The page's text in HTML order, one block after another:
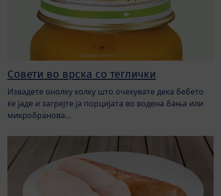
Совети во врска со теглички
Извадете онолку колку што очекувате дека бебето
ќе јаде и загрејте ја порцијата во водена бања или
микробранова...